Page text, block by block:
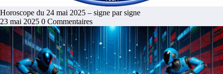
Horoscope du 24 mai 2025 – signe par signe
23 mai 2025 0 Commentaires